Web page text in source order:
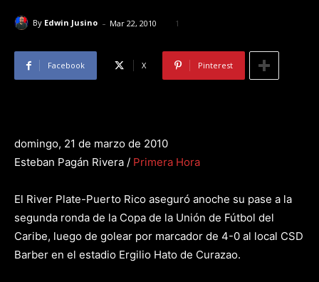
By Edwin Jusino - Mar 22, 2010 1
Facebook X Pinterest
domingo, 21 de marzo de 2010
Esteban Pagán Rivera / Primera Hora
El River Plate-Puerto Rico aseguró anoche su pase a la
segunda ronda de la Copa de la Unión de Fútbol del
Caribe, luego de golear por marcador de 4-0 al local CSD
Barber en el estadio Ergilio Hato de Curazao.